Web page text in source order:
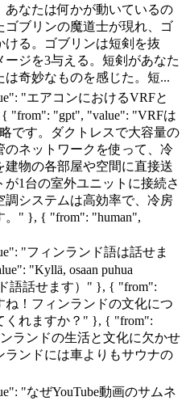
なたは何かが動いているの
ブリンの魔道士が現れ、ゴ
る。ゴブリンは短剣を抜
ジを3与える。短剣があなた
奇妙なものを感じた。短...
"エアコンにおけるVRFと
"from": "gpt", "value": "VRFは
です。ダクトレスで大容量の
ネットワークを使って、冷
物の各部屋や空間に直接送
1台の室外ユニットに接続さ
システムは高効率で、冷房
。" }, { "from": "human",
"フィンランド語は話せま
"Kyllä, osaan puhua
語話せます）" }, { "from":
ね！フィンランドの文化につ
くれますか？" }, { "from":
ランドの生活と文化に欠かせ
ンドには車よりもサウナの
"なぜYouTube動画のサムネ